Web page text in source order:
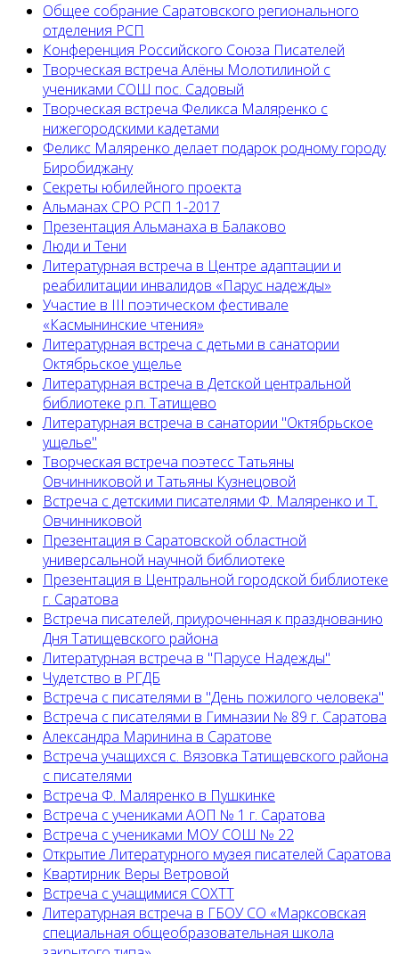
Общее собрание Саратовского регионального
отделения РСП
Конференция Российского Союза Писателей
Творческая встреча Алёны Молотилиной с
учениками СОШ пос. Садовый
Творческая встреча Феликса Маляренко с
нижегородскими кадетами
Феликс Маляренко делает подарок родному городу
Биробиджану
Секреты юбилейного проекта
Альманах СРО РСП 1-2017
Презентация Альманаха в Балаково
Люди и Тени
Литературная встреча в Центре адаптации и
реабилитации инвалидов «Парус надежды»
Участие в III поэтическом фестивале
«Касмынинские чтения»
Литературная встреча с детьми в санатории
Октябрьское ущелье
Литературная встреча в Детской центральной
библиотеке р.п. Татищево
Литературная встреча в санатории "Октябрьское
ущелье"
Творческая встреча поэтесс Татьяны
Овчинниковой и Татьяны Кузнецовой
Встреча с детскими писателями Ф. Маляренко и Т.
Овчинниковой
Презентация в Саратовской областной
универсальной научной библиотеке
Презентация в Центральной городской библиотеке
г. Саратова
Встреча писателей, приуроченная к празднованию
Дня Татищевского района
Литературная встреча в "Парусе Надежды"
Чудетство в РГДБ
Встреча с писателями в "День пожилого человека"
Встреча с писателями в Гимназии № 89 г. Саратова
Александра Маринина в Саратове
Встреча учащихся с. Вязовка Татищевского района
с писателями
Встреча Ф. Маляренко в Пушкинке
Встреча с учениками АОП № 1 г. Саратова
Встреча с учениками МОУ СОШ № 22
Открытие Литературного музея писателей Саратова
Квартирник Веры Ветровой
Встреча с учащимися СОХТТ
Литературная встреча в ГБОУ СО «Марксовская
специальная общеобразовательная школа